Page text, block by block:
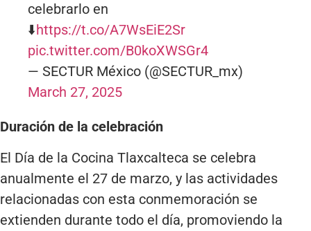
celebrarlo en
⬇️ https://t.co/A7WsEiE2Sr
pic.twitter.com/B0koXWSGr4
— SECTUR México (@SECTUR_mx)
March 27, 2025
Duración de la celebración
El Día de la Cocina Tlaxcalteca se celebra
anualmente el 27 de marzo, y las actividades
relacionadas con esta conmemoración se
extienden durante todo el día, promoviendo la